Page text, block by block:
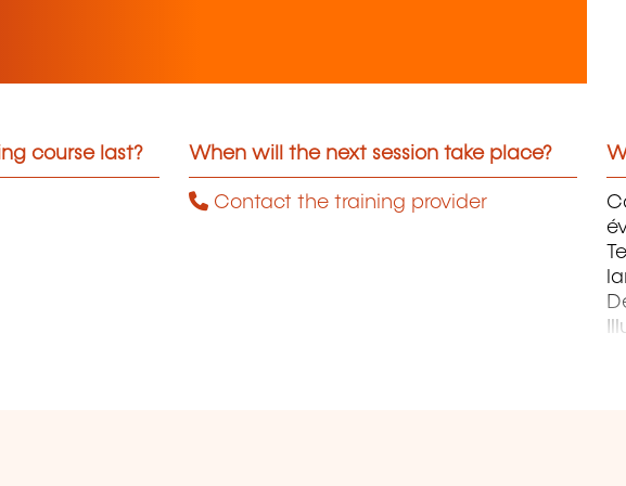
course last? When will the next session take place?
Contact the training provider